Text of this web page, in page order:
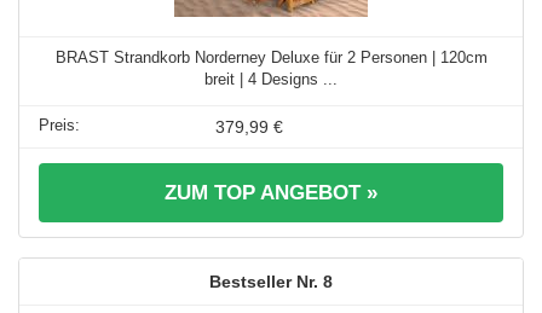
BRAST Strandkorb Norderney Deluxe für 2 Personen | 120cm
breit | 4 Designs ...
379,99 €
ZUM TOP ANGEBOT »
8